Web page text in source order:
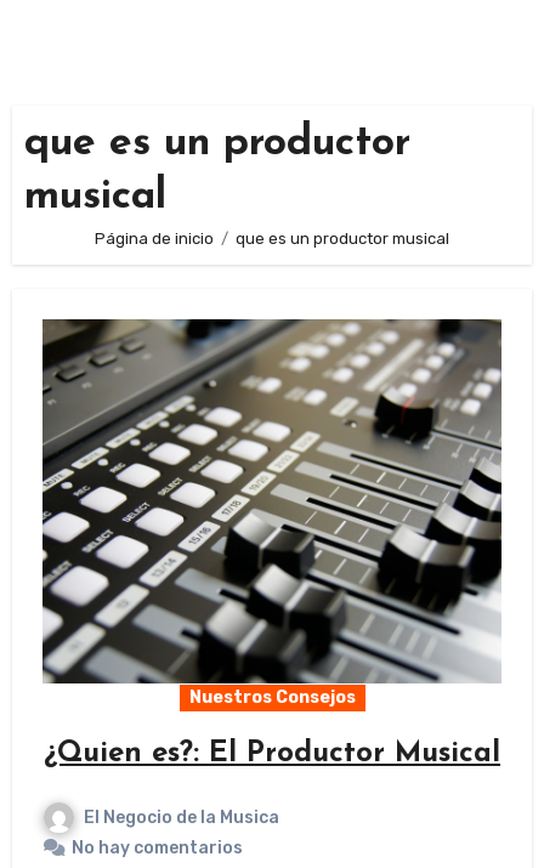
que es un productor
musical
Página de inicio que es un productor musical
Nuestros Consejos
¿Quien es?: El Productor Musical
El Negocio de la Musica
No hay comentarios